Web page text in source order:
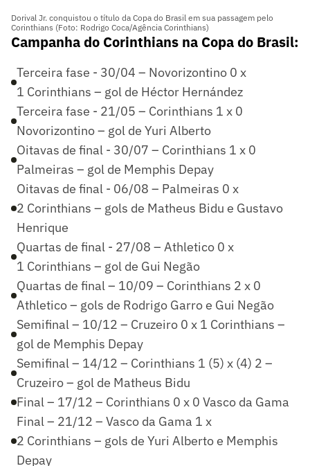
Dorival Jr. conquistou o título da Copa do Brasil em sua passagem pelo
Corinthians (Foto: Rodrigo Coca/Agência Corinthians)
Campanha do Corinthians na Copa do Brasil:
Terceira fase - 30/04 – Novorizontino 0 x
1 Corinthians – gol de Héctor Hernández
Terceira fase - 21/05 – Corinthians 1 x 0
Novorizontino – gol de Yuri Alberto
Oitavas de final - 30/07 – Corinthians 1 x 0
Palmeiras – gol de Memphis Depay
Oitavas de final - 06/08 – Palmeiras 0 x
2 Corinthians – gols de Matheus Bidu e Gustavo
Henrique
Quartas de final - 27/08 – Athletico 0 x
1 Corinthians – gol de Gui Negão
Quartas de final – 10/09 – Corinthians 2 x 0
Athletico – gols de Rodrigo Garro e Gui Negão
Semifinal – 10/12 – Cruzeiro 0 x 1 Corinthians –
gol de Memphis Depay
Semifinal – 14/12 – Corinthians 1 (5) x (4) 2 –
Cruzeiro – gol de Matheus Bidu
Final – 17/12 – Corinthians 0 x 0 Vasco da Gama
Final – 21/12 – Vasco da Gama 1 x
2 Corinthians – gols de Yuri Alberto e Memphis
Depay